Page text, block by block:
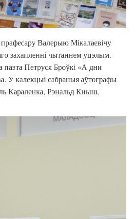
прафесару Валерыю Мікалаевічу
захапленні чытаннем уцэлым.
Петруся Броўкі «А дни
У калекцыі сабраныя аўтографы
Караленка, Рэнальд Кныш,